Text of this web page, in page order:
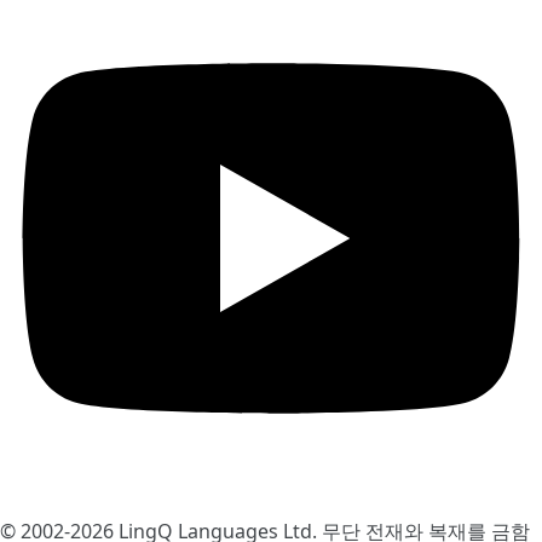
© 2002-2026 LingQ Languages Ltd. 무단 전재와 복재를 금함